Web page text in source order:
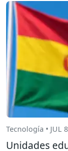
Tecnología • JUL
Unidades